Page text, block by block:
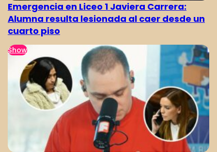
Emergencia en Liceo 1 Javiera Carrera:
Alumna resulta lesionada al caer desde un
cuarto piso
Show